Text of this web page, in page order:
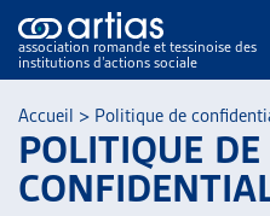
association romande et tessinoise des
institutions d’actions sociale
Accueil > Politique de
POLITIQUE DE